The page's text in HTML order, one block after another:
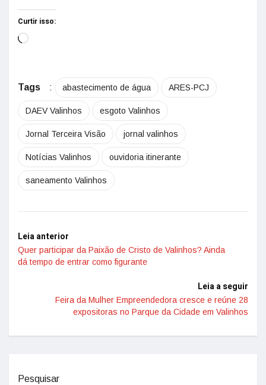
Curtir isso:
Tags : abastecimento de água ARES-PCJ
DAEV Valinhos esgoto Valinhos
Jornal Terceira Visão jornal valinhos
Notícias Valinhos ouvidoria itinerante
saneamento Valinhos
Leia anterior
Quer participar da Paixão de Cristo de Valinhos? Ainda
dá tempo de entrar como figurante
Leia a seguir
Feira da Mulher Empreendedora cresce e reúne 28
expositoras no Parque da Cidade em Valinhos
Pesquisar